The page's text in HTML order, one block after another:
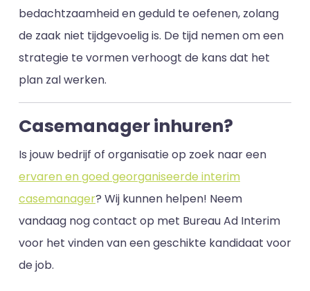
bedachtzaamheid en geduld te oefenen, zolang
de zaak niet tijdgevoelig is. De tijd nemen om een
strategie te vormen verhoogt de kans dat het
plan zal werken.
Casemanager inhuren?
Is jouw bedrijf of organisatie op zoek naar een
ervaren en goed georganiseerde interim
casemanager? Wij kunnen helpen! Neem
vandaag nog contact op met Bureau Ad Interim
voor het vinden van een geschikte kandidaat voor
de job.